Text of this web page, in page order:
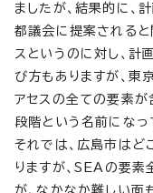
ましたが、結果的に、
都議会に提案されると
スというのに対し、計
び方もありますが、東
アセスの全ての要素が
段階という名前になっ
それでは、広島市はど
りますが、SEAの要
が、なかなか難しい面